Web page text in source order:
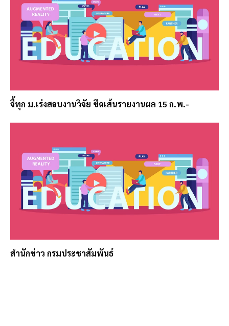
จี้ทุก ม.เร่งสอบงานวิจัย ขีดเส้นรายงานผล 15 ก.พ.-
สำนักข่าว กรมประชาสัมพันธ์